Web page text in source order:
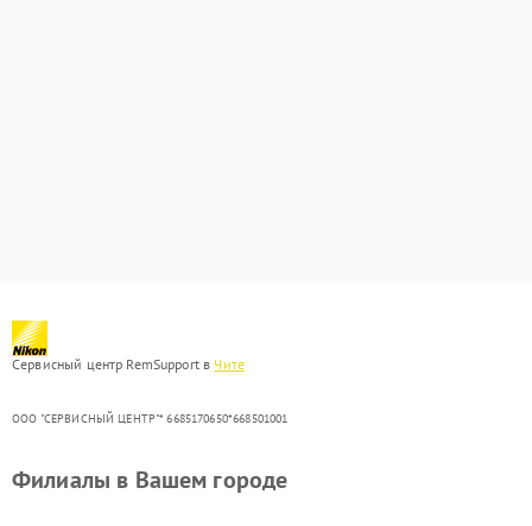
Сервисный центр RemSupport в Чите
ООО "СЕРВИСНЫЙ ЦЕНТР"* 6685170650*668501001
Филиалы в Вашем городе